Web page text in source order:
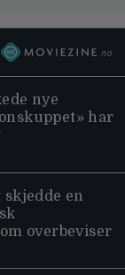
nye
har
skjedde en
overbeviser